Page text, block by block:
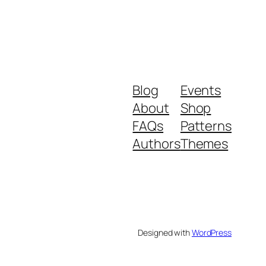
Blog
About
FAQs
Authors
Events
Shop
Patterns
Themes
Designed withWordPress